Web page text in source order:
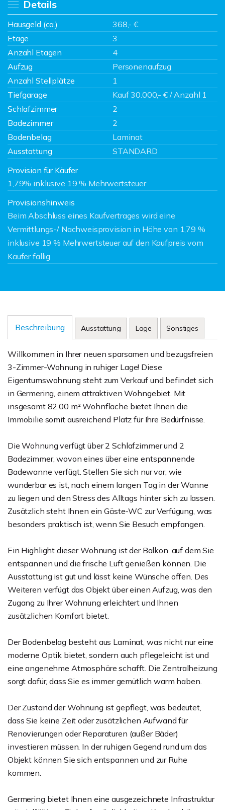
Details
Hausgeld (ca.)
368,- €
Etage
3
Anzahl Etagen
4
Aufzug
Personenaufzug
Anzahl Stellplätze
1
Tiefgarage
Kauf 30.000,- € / Anzahl 1
Schlafzimmer
2
Badezimmer
2
Bodenbelag
Laminat
Ausstattung
STANDARD
Provision für Käufer
1,79% inklusive 19 % Mehrwertsteuer
Provisionshinweis
Beim Abschluss eines Kaufvertrages wird eine
Vermittlungs-/ Nachweisprovision in Höhe von 1,79 %
inklusive 19 % Mehrwertsteuer auf den Kaufpreis vom
Käufer fällig.
Beschreibung Ausstattung Lage Sonstiges
Willkommen in Ihrer neuen sparsamen und bezugsfreien
3-Zimmer-Wohnung in ruhiger Lage! Diese
Eigentumswohnung steht zum Verkauf und befindet sich
in Germering, einem attraktiven Wohngebiet. Mit
insgesamt 82,00 m² Wohnfläche bietet Ihnen die
Immobilie somit ausreichend Platz für Ihre Bedürfnisse.
Die Wohnung verfügt über 2 Schlafzimmer und 2
Badezimmer, wovon eines über eine entspannende
Badewanne verfügt. Stellen Sie sich nur vor, wie
wunderbar es ist, nach einem langen Tag in der Wanne
zu liegen und den Stress des Alltags hinter sich zu lassen.
Zusätzlich steht Ihnen ein Gäste-WC zur Verfügung, was
besonders praktisch ist, wenn Sie Besuch empfangen.
Ein Highlight dieser Wohnung ist der Balkon, auf dem Sie
entspannen und die frische Luft genießen können. Die
Ausstattung ist gut und lässt keine Wünsche offen. Des
Weiteren verfügt das Objekt über einen Aufzug, was den
Zugang zu Ihrer Wohnung erleichtert und Ihnen
zusätzlichen Komfort bietet.
Der Bodenbelag besteht aus Laminat, was nicht nur eine
moderne Optik bietet, sondern auch pflegeleicht ist und
eine angenehme Atmosphäre schafft. Die Zentralheizung
sorgt dafür, dass Sie es immer gemütlich warm haben.
Der Zustand der Wohnung ist gepflegt, was bedeutet,
dass Sie keine Zeit oder zusätzlichen Aufwand für
Renovierungen oder Reparaturen (außer Bäder)
investieren müssen. In der ruhigen Gegend rund um das
Objekt können Sie sich entspannen und zur Ruhe
kommen.
Germering bietet Ihnen eine ausgezeichnete Infrastruktur